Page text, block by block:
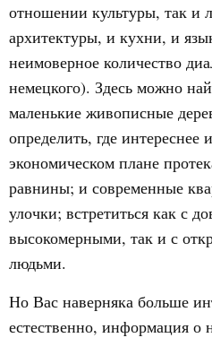
отношении культуры, так и
архитектуры, и кухни, и
неимоверное количество
немецкого). Здесь можно
маленькие живописные
определить, где интереснее
экономическом плане
равнины; и современные
улочки; встретиться как с
высокомерными, так и с
людьми.
Но Вас наверняка больше
естественно, информация о